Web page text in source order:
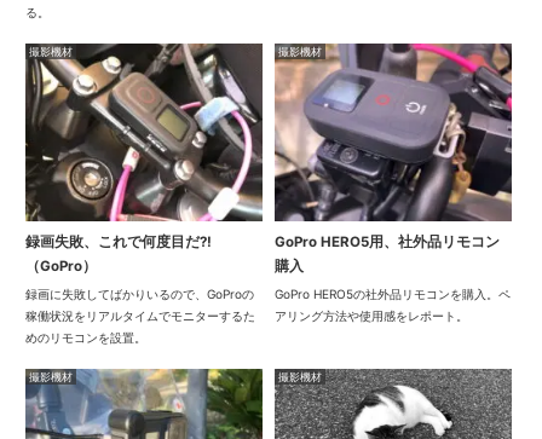
る。
撮影機材
録画失敗、これで何度目だ?!
（GoPro）
録画に失敗してばかりいるので、GoProの
稼働状況をリアルタイムでモニターするた
めのリモコンを設置。
撮影機材
GoPro HERO5用、社外品リモコン
購入
GoPro HERO5の社外品リモコンを購入。ペ
アリング方法や使用感をレポート。
撮影機材 撮影機材